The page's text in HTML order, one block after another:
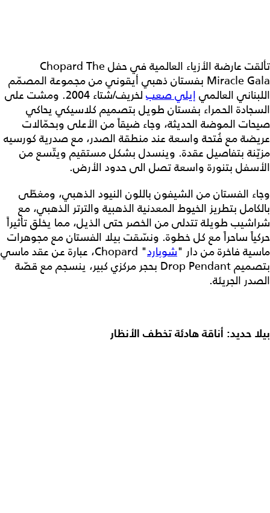
تألقت عارضة الأزياء العالمية في حفل Chopard The
Miracle Gala بفستان ذهبي أيقوني من مجموعة المصمّم
اللبناني العالمي إيلي صعب
لخريف/شتاء 2004. ومشت على
السجادة الحمراء بفستان طويل بتصميم كلاسيكي يحاكي
صيحات الموضة الحديثة، وجاء ضيقاً من الأعلى وبحمّالات
عريضة مع فُتحة واسعة عند منطقة الصدر، مع صدرية كورسيه
مزيّنة بتفاصيل عقدة. وينسدل بشكل مستقيم ويتّسع من
الأسفل بتنورة واسعة تصل الى حدود الأرض.
وجاء الفستان من الشيفون باللون النيود الذهبي، ومغطّى
بالكامل بتطريز الخيوط المعدنية الذهبية والترتر الذهبي، مع
شراشيب طويلة تتدلى من الخصر حتى الذيل، مما يخلق تأثيراً
حركياً ساحراً مع كل خطوة. ونسّقت بيلا الفستان مع مجوهرات
ماسية فاخرة من دار "شوبارد
" Chopard، عبارة عن عقد ماسي
بتصميم Drop Pendant بحجر مركزي كبير، ينسجم مع قصّة
الصدر الجريئة.
بيلا حديد: أناقة هادئة تخطف الأنظار